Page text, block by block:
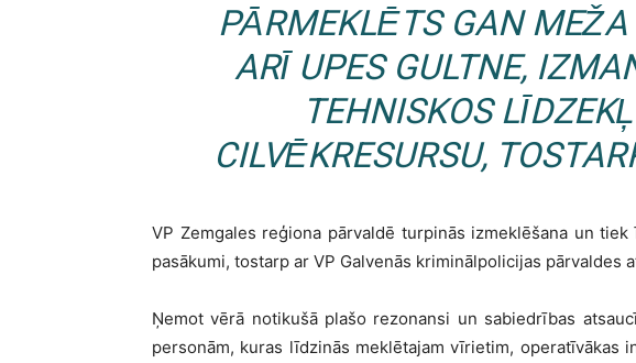
PĀRMEKLĒTS GAN
ARĪ UPES GULTNE,
TEHNISKOS
CILVĒKRESURSU,
VP Zemgales reģiona pārvaldē turpinās izmeklēšana un
pasākumi, tostarp ar VP Galvenās kriminālpolicijas pārvaldes
Ņemot vērā notikušā plašo rezonansi un sabiedrības
personām, kuras līdzinās meklētajam vīrietim, operatīvākas